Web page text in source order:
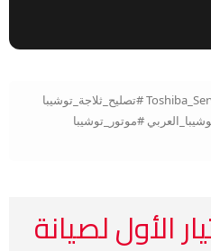
#صيانة_ثلاجات_توشيبا #Toshiba_Service_Egypt #تصليح_ثلاجة_توشيبا
#موتور_توشيبا
الأول لصيانة